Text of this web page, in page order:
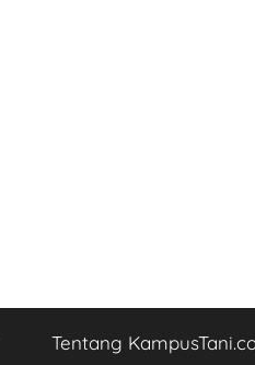
Tentang